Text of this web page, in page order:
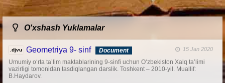
O'xshash Yuklamalar
.djvu Geometriya 9- sinf Document 15 Jan 2020
Umumiy o‘rta ta’lim maktablarining 9-sinfi uchun O‘zbekiston Xalq ta’limi
vazirligi tomonidan tasdiqlangan darslik. Toshkent – 2010-yil. Muallif:
B.Haydarov.